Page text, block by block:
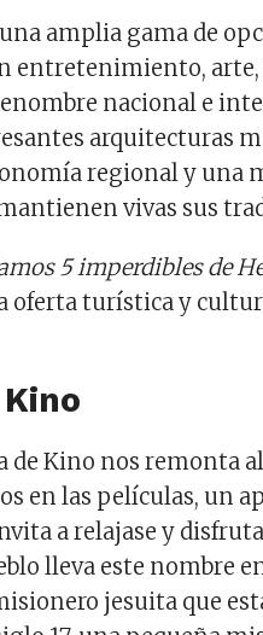
amplia gama de
entretenimiento,
nacional e
arquitecturas
regional y una
vivas sus
5 imperdibles de
oferta turística y
de Kino nos remonta
en las películas, un
a relajase y
lleva este nombre
jesuita que